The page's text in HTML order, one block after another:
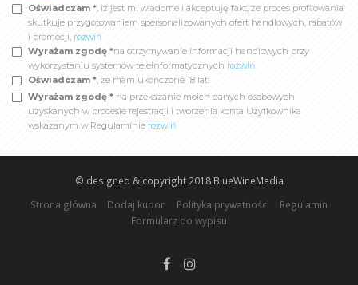
Oświadczam *, iż jest mi wiadome i akceptuję fakt, że proces profilowania
skutkuje przygotowaniem spersonalizowanych ofert handlowych, rabatów
i promocji, rozwiń
Wyrażam zgodę *na otrzymywanie informacji handlowych przy
wykorzystaniu systemów teleinformatycznych rozwiń
Oświadczam *, że mam ukończone 18 lat.
Wyrażam zgodę * na przekazanie moich danych osobowych
uzyskanych w procesie rejestracji i tworzenia konta Użytkownika
wskazanym w Regulaminie rozwiń
© designed & copyright 2018 BlueWineMedia
Strona główna
Dodaj kupon Polityka prywatności
Regulamin
Formularz do wypisu